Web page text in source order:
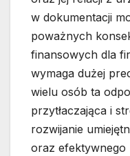
w dokumentacji
poważnych
finansowych dla
wymaga dużej
wielu osób ta
przytłaczająca i
rozwijanie
oraz efektywnego